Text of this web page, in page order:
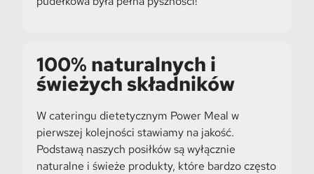
100% naturalnych i
świeżych składników
W cateringu dietetycznym Power Meal w
pierwszej kolejności stawiamy na jakość.
Podstawą naszych posiłków są wyłącznie
naturalne i świeże produkty, które bardzo często